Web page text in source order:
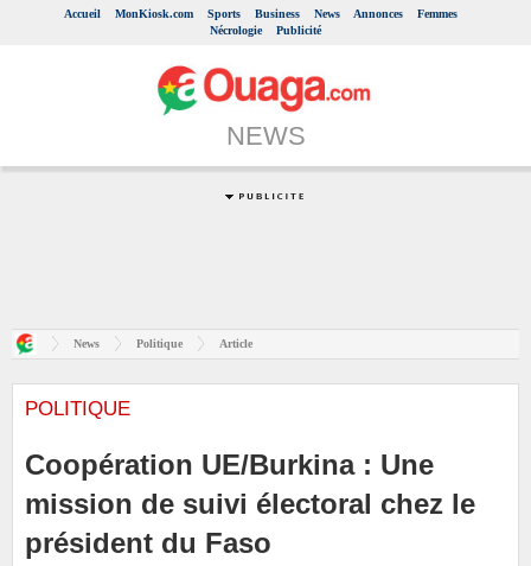
Accueil MonKiosk.com Sports Business News Annonces
Femmes
Nécrologie
Publicité
NEWS
News Politique Article
POLITIQUE
Coopération UE/Burkina : Une
mission de suivi électoral chez le
président du Faso